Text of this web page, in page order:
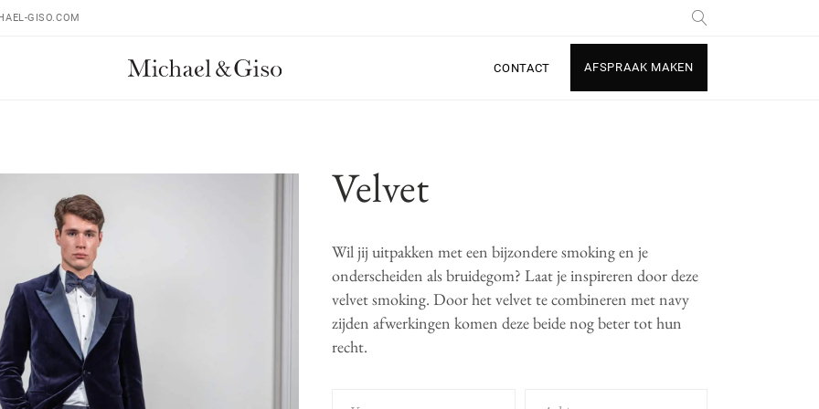
GISO.COM
CONTACT AFSPRAAK MAKEN
Velvet
Wil jij uitpakken met een bijzondere smoking en je
onderscheiden als bruidegom? Laat je inspireren door deze
velvet smoking. Door het velvet te combineren met navy
zijden afwerkingen komen deze beide nog beter tot hun
recht.